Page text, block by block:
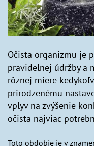
Očista organizmu je
pravidelnej údržby a
rôznej miere
prirodzenému
vplyv na zvýšenie
očista najviac
Toto obdobie je v